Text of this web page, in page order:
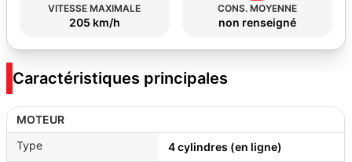
VITESSE MAXIMALE
205 km/h
CONS. MOYENNE
non renseigné
Caractéristiques principales
MOTEUR
Type
4 cylindres (en ligne)